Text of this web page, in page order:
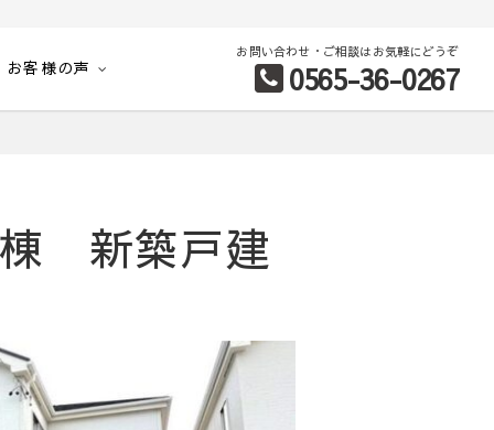
お客様の声
お問い合わせ・ご相談はお気軽にどうぞ
0565-36-0267
新築戸建